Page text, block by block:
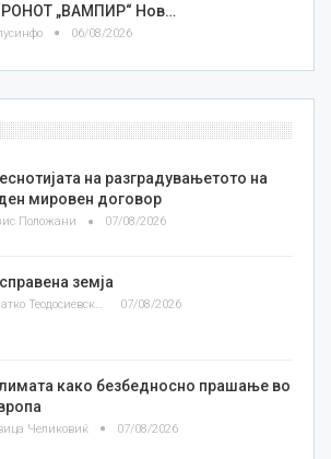
„ВАМПИР“ Нов…
06/08/2026
на разградувањетото на
мировен договор
Положани 07/08/2026
земја
Златко Теодосиевски 07/08/2026
како безбедносно прашање во
Челиковиќ 07/08/2026